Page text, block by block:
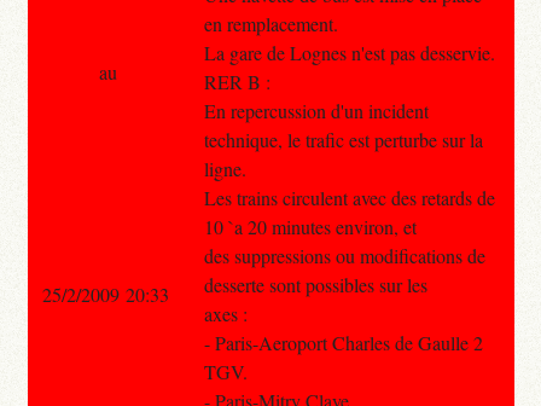
en remplacement.
La gare de Lognes n'est pas desservie.
RER B :
En repercussion d'un incident
technique, le trafic est perturbe sur la
ligne.
Les trains circulent avec des retards de
10 `a 20 minutes environ, et
des suppressions ou modifications de
desserte sont possibles sur les
axes :
- Paris-Aeroport Charles de Gaulle 2
TGV.
- Paris-Mitry Claye.
au
25/2/2009 20:33